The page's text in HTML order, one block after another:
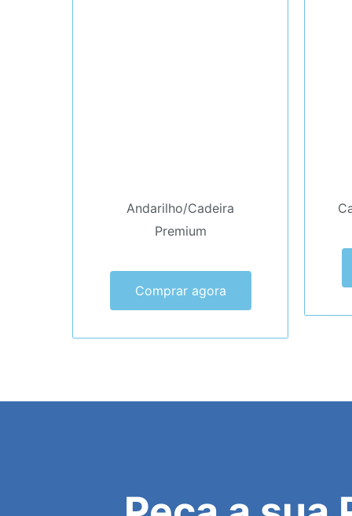
Andarilho/Cadeira
Premium
Comprar agora